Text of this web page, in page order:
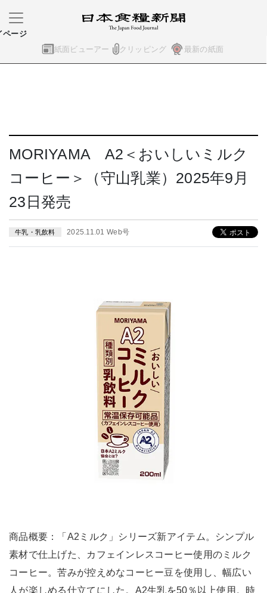
紙面ビューアー クリッピング 最新の紙面
ページ
MORIYAMA A2＜おいしいミルク
コーヒー＞（守山乳業）2025年9月
23日発売
牛乳・乳飲料 2025.11.01 Web号
商品概要：「A2ミルク」シリーズ新アイテム。シンプル
素材で仕上げた、カフェインレスコーヒー使用のミルク
コーヒー。苦みが控えめなコーヒー豆を使用し、幅広い
人が楽しめる仕立てにした。A2生乳を50％以上使用。時